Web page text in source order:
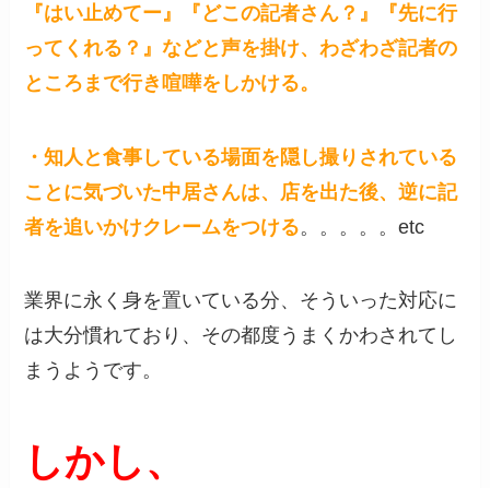
『はい止めてー』『どこの記者さん？』『先に行
ってくれる？』などと声を掛け、わざわざ記者の
ところまで行き喧嘩をしかける。
・知人と食事している場面を隠し撮りされている
ことに気づいた中居さんは、店を出た後、逆に記
者を追いかけクレームをつける。。。。。etc
業界に永く身を置いている分、そういった対応に
は大分慣れており、その都度うまくかわされてし
まうようです。
しかし、